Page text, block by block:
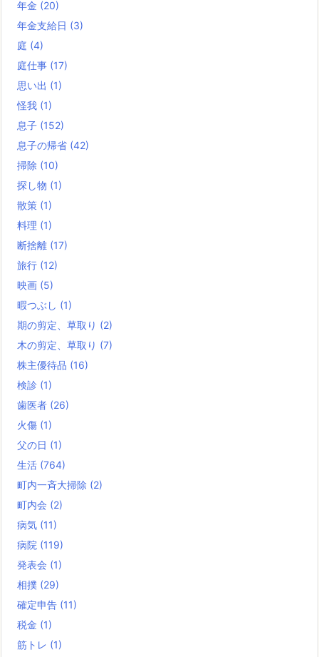
年金 (20)
年金支給日 (3)
庭 (4)
庭仕事 (17)
思い出 (1)
怪我 (1)
息子 (152)
息子の帰省 (42)
掃除 (10)
探し物 (1)
散策 (1)
料理 (1)
断捨離 (17)
旅行 (12)
映画 (5)
暇つぶし (1)
期の剪定、草取り (2)
木の剪定、草取り (7)
株主優待品 (16)
検診 (1)
歯医者 (26)
火傷 (1)
父の日 (1)
生活 (764)
町内一斉大掃除 (2)
町内会 (2)
病気 (11)
病院 (119)
発表会 (1)
相撲 (29)
確定申告 (11)
税金 (1)
筋トレ (1)